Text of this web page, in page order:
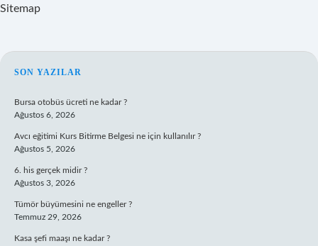
Sitemap
SIDEBAR
SON YAZILAR
Bursa otobüs ücreti ne kadar ?
Ağustos 6, 2026
Avcı eğitimi Kurs Bitirme Belgesi ne için kullanılır ?
Ağustos 5, 2026
6. his gerçek midir ?
Ağustos 3, 2026
Tümör büyümesini ne engeller ?
Temmuz 29, 2026
Kasa şefi maaşı ne kadar ?